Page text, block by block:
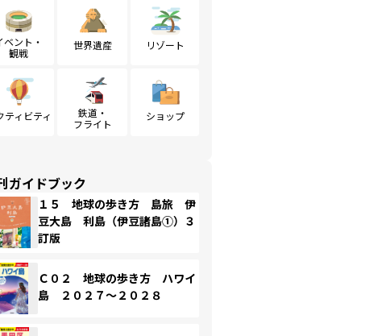
ベント・
観戦
世界遺産 リゾート
ティビティ
鉄道・
フライト
ショップ
ガイドブック
１５ 地球の歩き方 島旅 伊
豆大島 利島（伊豆諸島①）３
訂版
Ｃ０２ 地球の歩き方 ハワイ
島 ２０２７～２０２８